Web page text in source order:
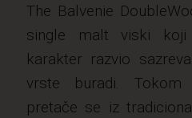
The Balvenie
single malt viski koji
karakter razvio
vrste buradi. Tokom
pretače se iz